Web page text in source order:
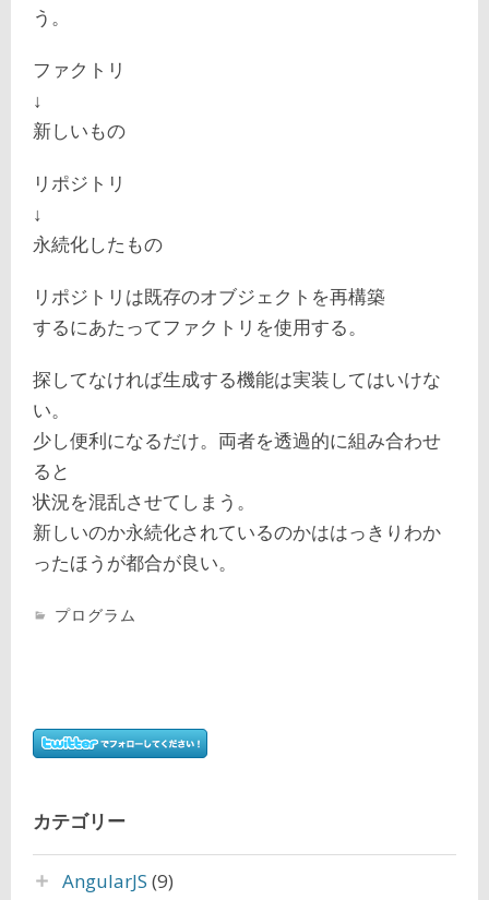
う。
ファクトリ
↓
新しいもの
リポジトリ
↓
永続化したもの
リポジトリは既存のオブジェクトを再構築
するにあたってファクトリを使用する。
探してなければ生成する機能は実装してはいけな
い。
少し便利になるだけ。両者を透過的に組み合わせ
ると
状況を混乱させてしまう。
新しいのか永続化されているのかははっきりわか
ったほうが都合が良い。
プログラム
カテゴリー
AngularJS (9)